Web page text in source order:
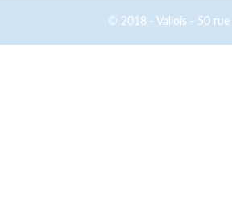
© 2018 - Vallois - 50